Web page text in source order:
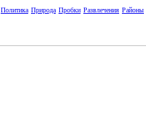
Политика Природа Пробки Развлечения Районы